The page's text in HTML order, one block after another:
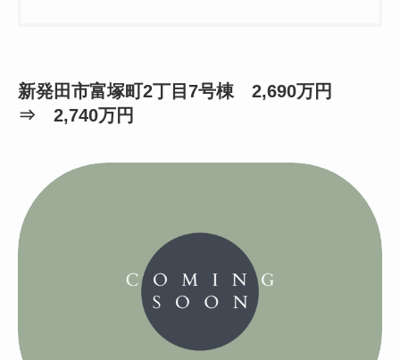
新発田市富塚町2丁目7号棟 2,690万円
⇒ 2,740万円